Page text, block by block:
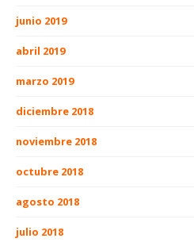
junio 2019
abril 2019
marzo 2019
diciembre 2018
noviembre 2018
octubre 2018
agosto 2018
julio 2018